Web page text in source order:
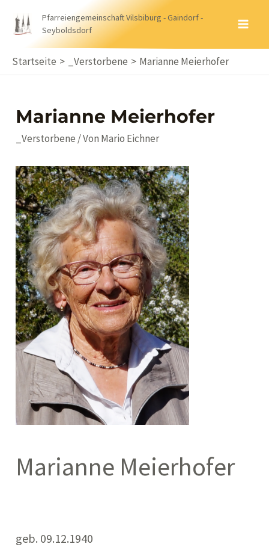
Inhalt
Pfarreiengemeinschaft Vilsbiburg - Gaindorf -
Seyboldsdorf
Startseite _Verstorbene Marianne Meierhofer
Marianne Meierhofer
_Verstorbene / Von Mario Eichner
Marianne Meierhofer
geb. 09.12.1940